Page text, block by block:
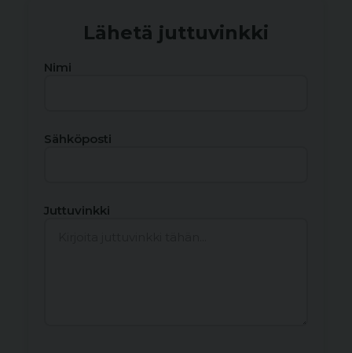
Lähetä juttuvinkki
Nimi
Sähköposti
Juttuvinkki